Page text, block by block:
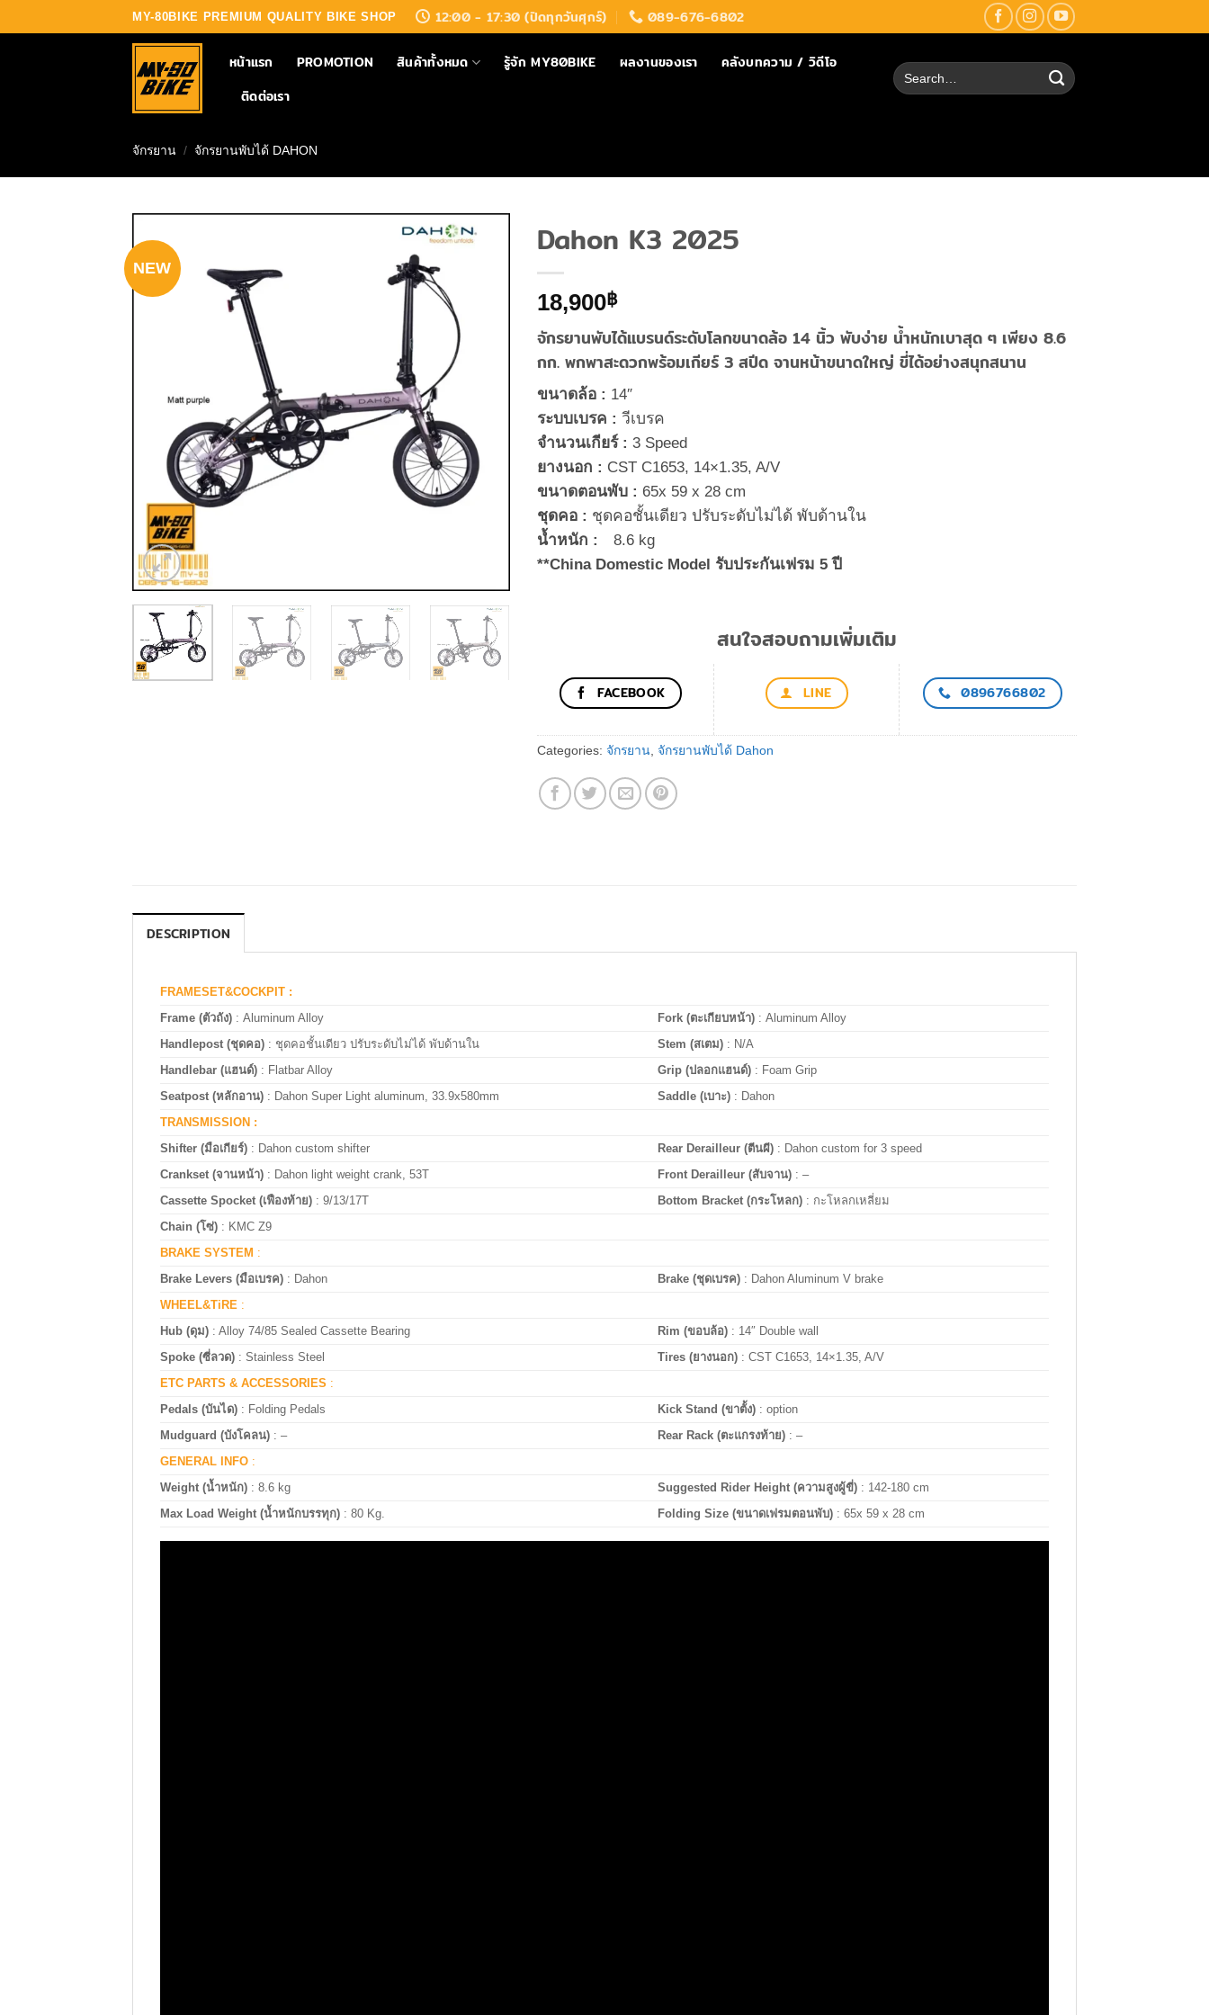
to
MY-80BIKE PREMIUM QUALITY BIKE SHOP 12:00 - 17:30 (ปิดทุกวันศุกร์) 089-676-6802
หน้าแรก PROMOTION สินค้าทั้งหมด รู้จัก MY80BIKE ผลงานของเรา
คลังบทความ / วิดีโอ
ติดต่อเรา
Search
for:
จักรยาน / จักรยานพับได้ DAHON
NEW
Dahon K3 2025
18,900฿
จักรยานพับได้แบรนด์ระดับโลกขนาดล้อ 14 นิ้ว พับง่าย น้ำหนักเบาสุด ๆ เพียง 8.6
กก. พกพาสะดวกพร้อมเกียร์ 3 สปีด จานหน้าขนาดใหญ่ ขี่ได้อย่างสนุกสนาน
ขนาดล้อ : 14″
ระบบเบรค : วีเบรค
จำนวนเกียร์ : 3 Speed
ยางนอก : CST C1653, 14×1.35, A/V
ขนาดตอนพับ : 65x 59 x 28 cm
ชุดคอ : ชุดคอชั้นเดียว ปรับระดับไม่ได้ พับด้านใน
น้ำหนัก : 8.6 kg
**China Domestic Model รับประกันเฟรม 5 ปี
สนใจสอบถามเพิ่มเติม
FACEBOOK LINE 0896766802
Categories: จักรยาน จักรยานพับได้ Dahon
DESCRIPTION
FRAMESET&COCKPIT :
Frame (ตัวถัง) : Aluminum Alloy Fork (ตะเกียบหน้า) :Aluminum Alloy
Handlepost (ชุดคอ) : ชุดคอชั้นเดียว ปรับระดับไม่ได้ พับด้านใน Stem (สเตม) : N/A
Handlebar (แฮนด์) : Flatbar Alloy Grip (ปลอกแฮนด์) : Foam Grip
Seatpost (หลักอาน) : Dahon Super Light aluminum, 33.9x580mm Saddle (เบาะ) : Dahon
TRANSMISSION :
Shifter (มือเกียร์) : Dahon custom shifter Rear Derailleur (ตีนผี) : Dahon custom for 3 speed
Crankset (จานหน้า) : Dahon light weight crank, 53T Front Derailleur (สับจาน) :–
Cassette Spocket (เฟืองท้าย) : 9/13/17T Bottom Bracket (กระโหลก) : กะโหลกเหลี่ยม
Chain (โซ่) : KMC Z9
BRAKE SYSTEM :
Brake Levers (มือเบรค) : Dahon Brake (ชุดเบรค) : Dahon Aluminum V brake
WHEEL&TiRE :
Hub (ดุม) : Alloy 74/85 Sealed Cassette Bearing Rim (ขอบล้อ) : 14″ Double wall
Spoke (ซี่ลวด) : Stainless Steel Tires (ยางนอก) : CST C1653, 14×1.35, A/V
ETC PARTS & ACCESSORIES :
Pedals (บันได) : Folding Pedals Kick Stand (ขาตั้ง) :option
Mudguard (บังโคลน) : – Rear Rack (ตะแกรงท้าย) :–
GENERAL INFO :
Weight (น้ำหนัก) : 8.6 kg Suggested Rider Height (ความสูงผู้ขี่) : 142-180 cm
Max Load Weight (น้ำหนักบรรทุก) : 80 Kg. Folding Size (ขนาดเฟรมตอนพับ) : 65x 59 x 28 cm